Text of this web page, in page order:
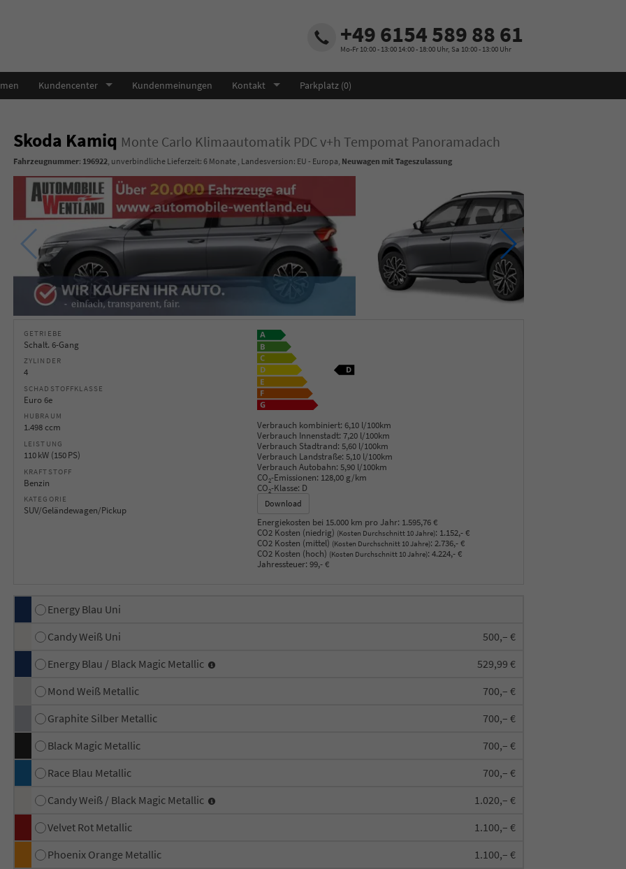
+49 6154 589 88 61
Mo-Fr 10:00 - 13:00 14:00 - 18:00 Uhr, Sa 10:00 - 13:00 Uhr
Kundencenter Kundenmeinungen Kontakt Parkplatz (0)
Skoda Kamiq Monte Carlo Klimaautomatik PDC v+h Tempomat Panoramadach
Fahrzeugnummer: 196922, unverbindliche Lieferzeit: 6 Monate, Landesversion: EU - Europa, Neuwagen mit Tageszulassung
GETRIEBE
Schalt. 6-Gang
ZYLINDER
4
SCHADSTOFFKLASSE
Euro 6e
HUBRAUM
1.498 ccm
LEISTUNG
110 kW (150 PS)
KRAFTSTOFF
Benzin
KATEGORIE
SUV/Geländewagen/Pickup
Verbrauch kombiniert: 6,10 l/100km
Verbrauch Innenstadt: 7,20 l/100km
Verbrauch Stadtrand: 5,60 l/100km
Verbrauch Landstraße: 5,10 l/100km
Verbrauch Autobahn: 5,90 l/100km
CO2-Emissionen: 128,00 g/km
CO2-Klasse: D
Download
Energiekosten bei 15.000 km pro Jahr: 1.595,76 €
CO2 Kosten (niedrig) (Kosten Durchschnitt 10 Jahre): 1.152,- €
CO2 Kosten (mittel) (Kosten Durchschnitt 10 Jahre): 2.736,- €
CO2 Kosten (hoch) (Kosten Durchschnitt 10 Jahre): 4.224,- €
Jahressteuer: 99,- €
Energy Blau Uni
Candy Weiß Uni
500,– €
Energy Blau / Black Magic Metallic
529,99 €
Mond Weiß Metallic
700,– €
Graphite Silber Metallic
700,– €
Black Magic Metallic
700,– €
Race Blau Metallic
700,– €
Candy Weiß / Black Magic Metallic
1.020,– €
Velvet Rot Metallic
1.100,– €
Phoenix Orange Metallic
1.100,– €